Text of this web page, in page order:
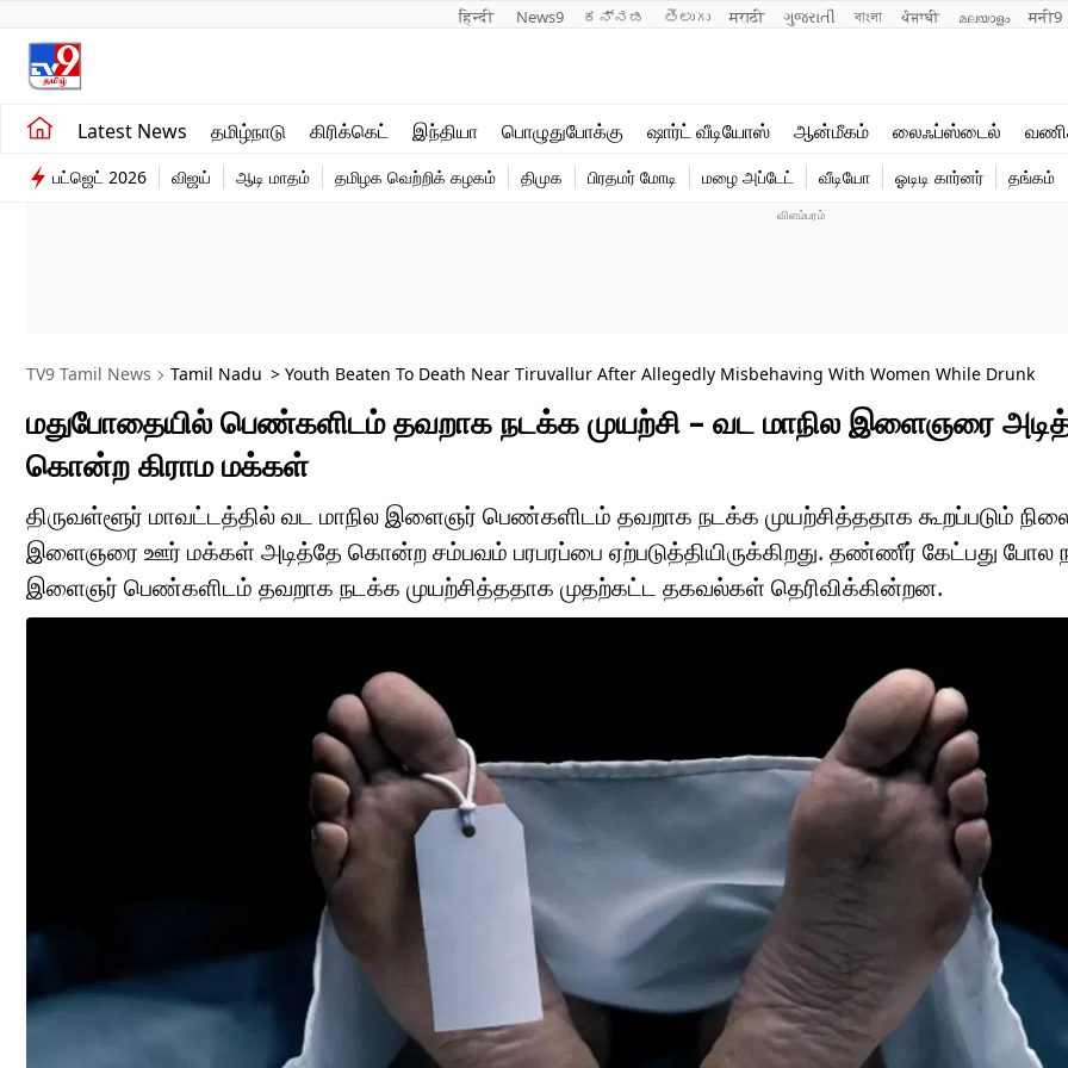
हिन्दी News9 ಕನ್ನಡ తెలుగు मराठी ગુજરાતી বাংলা ਪੰਜਾਬੀ മലയാളം मनी9
Latest News தமிழ்நாடு கிரிக்கெட் இந்தியா பொழுதுபோக்கு ஷார்ட் வீடியோஸ் ஆன்மீகம் லைஃப்ஸ்டைல்
சமீபத்திய செய்திகள்
தமிழ்நாடு
விளையாட்டு
வணிகம்
வைரல்
பட்ஜெட் 2026 விஜய் ஆடி மாதம் தமிழக வெற்றிக் கழகம் திமுக பிரதமர் மோடி மழை அப்டேட் வீடியோ ஓடிடி கார்னர் தங்கம்
TV9 Tamil News Tamil Nadu > Youth Beaten To Death Near Tiruvallur After Allegedly Misbehaving With Women While Drunk
மதுபோதையில் பெண்களிடம் தவறாக நடக்க முயற்சி – வட மாநில இளைஞரை
கொன்ற கிராம மக்கள்
திருவள்ளூர் மாவட்டத்தில் வட மாநில இளைஞர் பெண்களிடம் தவறாக நடக்க முயற்சித்ததாக கூறப்படும்
இளைஞரை ஊர் மக்கள் அடித்தே கொன்ற சம்பவம் பரபரப்பை ஏற்படுத்தியிருக்கிறது. தண்ணீர் கேட்பது போல
இளைஞர் பெண்களிடம் தவறாக நடக்க முயற்சித்ததாக முதற்கட்ட தகவல்கள் தெரிவிக்கின்றன.